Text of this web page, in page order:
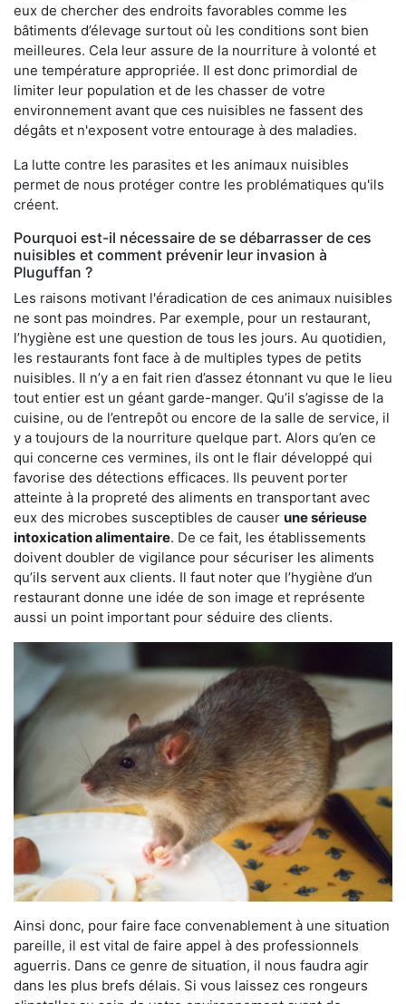
eux de chercher des endroits favorables comme les
bâtiments d’élevage surtout où les conditions sont bien
meilleures. Cela leur assure de la nourriture à volonté et
une température appropriée. Il est donc primordial de
limiter leur population et de les chasser de votre
environnement avant que ces nuisibles ne fassent des
dégâts et n'exposent votre entourage à des maladies.
La lutte contre les parasites et les animaux nuisibles
permet de nous protéger contre les problématiques qu'ils
créent.
Pourquoi est-il nécessaire de se débarrasser de ces
nuisibles et comment prévenir leur invasion à
Pluguffan ?
Les raisons motivant l'éradication de ces animaux nuisibles
ne sont pas moindres. Par exemple, pour un restaurant,
l’hygiène est une question de tous les jours. Au quotidien,
les restaurants font face à de multiples types de petits
nuisibles. Il n’y a en fait rien d’assez étonnant vu que le lieu
tout entier est un géant garde-manger. Qu’il s’agisse de la
cuisine, ou de l’entrepôt ou encore de la salle de service, il
y a toujours de la nourriture quelque part. Alors qu’en ce
qui concerne ces vermines, ils ont le flair développé qui
favorise des détections efficaces. Ils peuvent porter
atteinte à la propreté des aliments en transportant avec
eux des microbes susceptibles de causer une sérieuse
intoxication alimentaire. De ce fait, les établissements
doivent doubler de vigilance pour sécuriser les aliments
qu’ils servent aux clients. Il faut noter que l’hygiène d’un
restaurant donne une idée de son image et représente
aussi un point important pour séduire des clients.
Ainsi donc, pour faire face convenablement à une situation
pareille, il est vital de faire appel à des professionnels
aguerris. Dans ce genre de situation, il nous faudra agir
dans les plus brefs délais. Si vous laissez ces rongeurs